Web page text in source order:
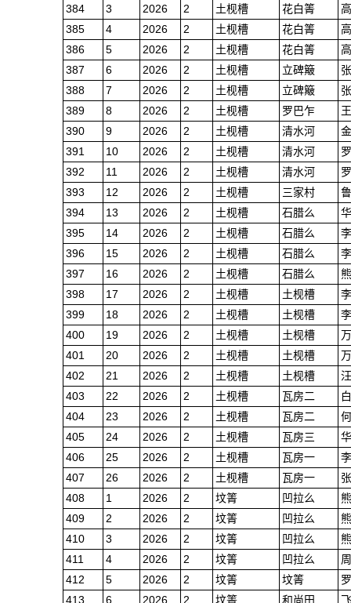
384
3 2026 2 土枧槽 花白箐
385
4 2026 2 土枧槽 花白箐
386
5 2026 2 土枧槽 花白箐
387
6 2026 2 土枧槽 立碑簸
388
7 2026 2 土枧槽 立碑簸
389
8 2026 2 土枧槽 罗巴乍
390
9 2026 2 土枧槽 清水河
391
10 2026 2 土枧槽 清水河
392
11 2026 2 土枧槽 清水河
393
12 2026 2 土枧槽 三家村
394
13 2026 2 土枧槽 石腊么
395
14 2026 2 土枧槽 石腊么
396
15 2026 2 土枧槽 石腊么
397
16 2026 2 土枧槽 石腊么
398
17 2026 2 土枧槽 土枧槽
399
18 2026 2 土枧槽 土枧槽
400
19 2026 2 土枧槽 土枧槽
401
20 2026 2 土枧槽 土枧槽
402
21 2026 2 土枧槽 土枧槽
403
22 2026 2 土枧槽 瓦房二
404
23 2026 2 土枧槽 瓦房二
405
24 2026 2 土枧槽 瓦房三
406
25 2026 2 土枧槽 瓦房一
407
26 2026 2 土枧槽 瓦房一
408
1 2026 2 坟箐 凹拉么
409
2 2026 2 坟箐 凹拉么
410
3 2026 2 坟箐 凹拉么
411
4 2026 2 坟箐 凹拉么
412
5 2026 2 坟箐 坟箐
413
6 2026 2 坟箐 和尚田